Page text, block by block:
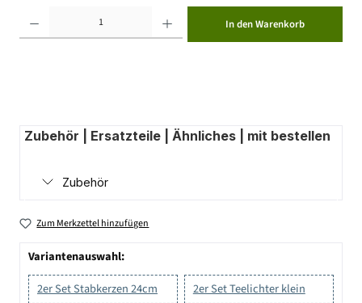
In den Warenkorb
Zubehör | Ersatzteile | Ähnliches | mit bestellen
Zubehör
Zum Merkzettel hinzufügen
Variantenauswahl:
2er Set Stabkerzen 24cm
2er Set Teelichter klein